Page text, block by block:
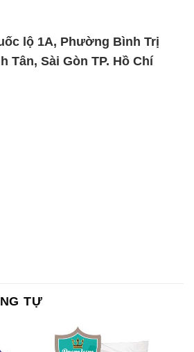
lộ 1A, Phường Bình Trị
Tân, Sài Gòn TP. Hồ Chí
TỰ